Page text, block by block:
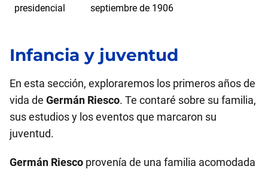
presidencial
septiembre de 1906
Infancia y juventud
En esta sección, exploraremos los primeros años de
vida de Germán Riesco. Te contaré sobre su familia,
sus estudios y los eventos que marcaron su
juventud.
Germán Riesco provenía de una familia acomodada